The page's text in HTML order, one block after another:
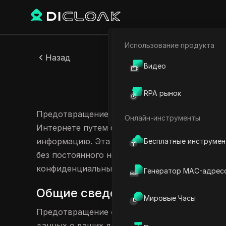
Электронная коммерция
Использование продукта
Видео
RPA рынок
Онлайн-инструменты
Бесплатные
Генератор MAC-
Мировые Часы
Назад
Предотвращение слежения предназначено
Интернете путем блокировки различных
информацию. Эта функция защищает ваши
без постоянного наблюдения за вашими
конфиденциальным просмотром веб-
Общие сведения о методах
Предотвращение отслеживания — это